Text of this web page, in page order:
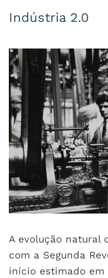
Indústria 2.0
A evolução natural
com a Segunda
início estimado em